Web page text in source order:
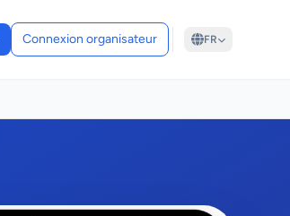
Connexion organisateur FR